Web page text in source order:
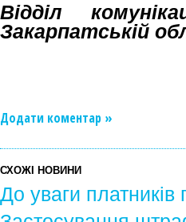
Відділ
Закарпатській
Додати коментар »
СХОЖІ НОВИНИ
До уваги платників